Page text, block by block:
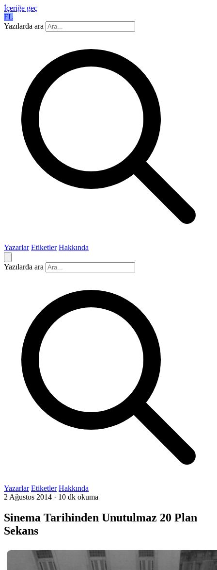
İçeriğe geç
FL
Yazılarda ara
Yazarlar Etiketler Hakkında
Yazılarda ara
Yazarlar Etiketler Hakkında
2 Ağustos 2014 · 10 dk okuma
Sinema Tarihinden Unutulmaz 20 Plan
Sekans